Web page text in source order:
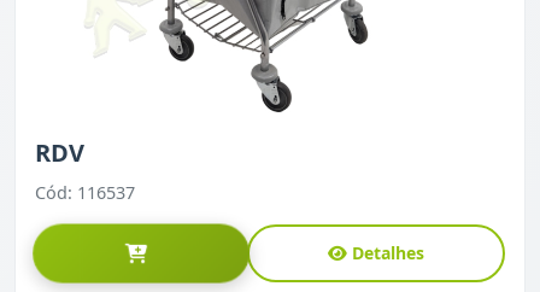
RDV
Cód: 116537
Detalhes